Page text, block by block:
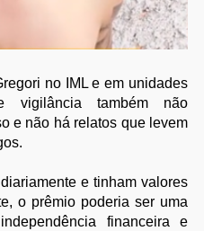
no IML e em unidades
vigilância também não
e não há relatos que levem
e tinham valores
o prêmio poderia ser uma
financeira e